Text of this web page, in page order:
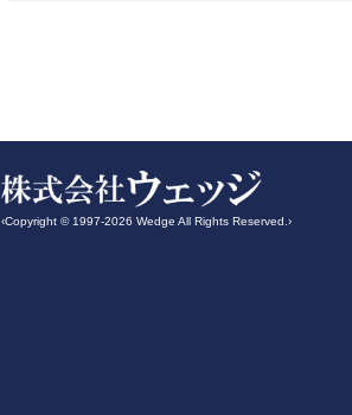
‹Copyright © 1997-2026 Wedge All Rights Reserved.›